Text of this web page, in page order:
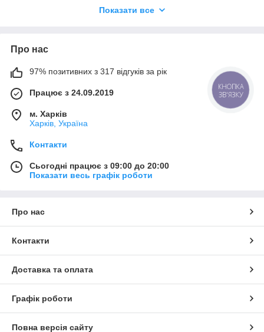
однокамерних і двокамерних моделей;
морозильних камер і холодильних шаф.
стабільну роботу холодильника;
правильне підтримання температури;
ефективну роботу системи відтайки;
тривалий термін служби техніки.
У нас можна купити запчастини для холодильників LG,
Показати все
Про нас
97% позитивних з 317 відгуків за рік
Працює з 24.09.2019
м. Харків
Харків, Україна
Контакти
Сьогодні працює з 09:00 до 20:00
Показати весь графік роботи
Про нас
Контакти
Доставка та оплата
Графік роботи
Повна версія сайту
КНОПКА
ЗВ'ЯЗКУ